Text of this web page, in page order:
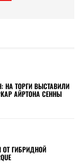
НА ТОРГИ ВЫСТАВИЛИ
АЙРТОНА СЕННЫ
ОТ ГИБРИДНОЙ